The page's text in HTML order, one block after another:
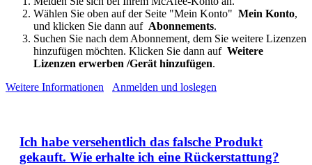
Wählen Sie oben auf der Seite "Mein Konto" Mein Konto,
und klicken Sie dann auf Abonnements.
Suchen Sie nach dem Abonnement, dem Sie weitere Lizenzen
hinzufügen möchten. Klicken Sie dann auf Weitere
Lizenzen erwerben /Gerät hinzufügen.
Weitere Informationen
Anmelden und loslegen
Ich habe versehentlich das falsche Produkt
gekauft. Wie erhalte ich eine Rückerstattung?